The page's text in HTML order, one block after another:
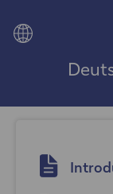
Menú